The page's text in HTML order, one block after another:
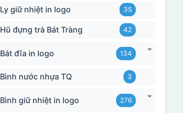
Ly giữ nhiệt in logo 35
Hũ đựng trà Bát Tràng 42
Bát đĩa in logo 134
Bình nước nhựa TQ 3
Bình giữ nhiệt in logo 276